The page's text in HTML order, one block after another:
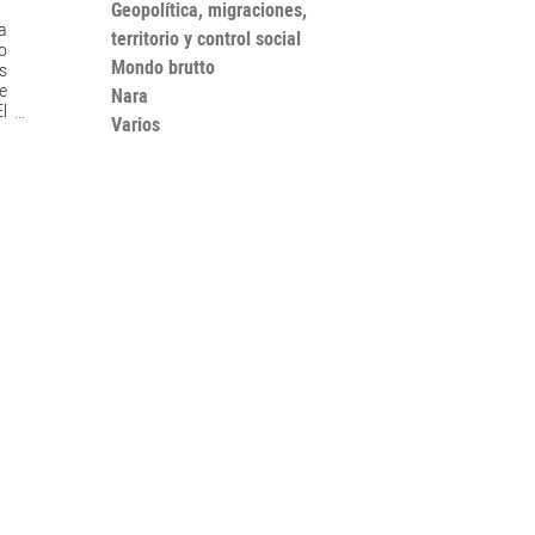
Geopolítica, migraciones,
territorio y control social
Mondo brutto
Nara
Varios